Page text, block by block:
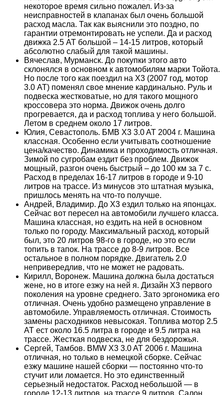
некоторое время сильно пожалел. Из-за
неисправностей в клапанах был очень большой
расход масла. Так как выяснили это поздно, по
гарантии отремонтировать не успели. Да и расход
движка 2.5 АТ большой – 14-15 литров, который
абсолютно слабый для такой машины.
Вячеслав, Мурманск. До покупки этого авто
склонялся в основном к автомобилям марки Тойота.
Но после того как поездил на Х3 (2007 год, мотор
3.0 АТ) поменял свое мнение кардинально. Руль и
подвеска жестковатые, но для такого мощного
кроссовера это норма. Движок очень долго
прогревается, да и расход топлива у него большой.
Летом в среднем около 17 литров.
Юлия, Севастополь. БМВ X3 3.0 AT 2004 г. Машина
классная. Особенно если учитывать соотношение
цена/качество. Динамика и проходимость отличная.
Зимой по сугробам ездит без проблем. Движок
мощный, разгон очень быстрый – до 100 км за 7 с.
Расход в пределах 16-17 литров в городе и 9-10
литров на трассе. Из минусов это штатная музыка,
пришлось менять на что-то получше.
Андрей, Владимир. До Х3 ездил только на японцах.
Сейчас вот пересел на автомобили лучшего класса.
Машина классная, но ездить на ней в основном
только по городу. Максимальный расход, который
был, это 20 литров 98-го в городе, но это если
топить в тапок. На трассе до 8-9 литров. Все
остальное в полном порядке. Двигатель 2.0
непривередлив, что не может не радовать.
Кирилл, Воронеж. Машина должна была достаться
жене, но в итоге езжу на ней я. Дизайн Х3 первого
поколения на уровне среднего. Зато эргономика его
отличная. Очень удобно размещено управление в
автомобиле. Управляемость отличная. Стоимость
замены расходников невысокая. Топлива мотор 2.5
АТ ест около 16.5 литра в городе и 9.5 литра на
трассе. Жесткая подвеска, не для бездорожья.
Сергей, Тамбов. BMW X3 3.0 AT 2006 г. Машина
отличная, но только в немецкой сборке. Сейчас
езжу машине нашей сборки — постоянно что-то
стучит или ломается. Но это единственный
серьезный недостаток. Расход небольшой — в
городе 12-13 литров, на трассе 9 литров. Салон